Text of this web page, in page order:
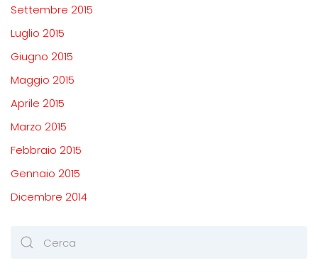
Settembre 2015
Luglio 2015
Giugno 2015
Maggio 2015
Aprile 2015
Marzo 2015
Febbraio 2015
Gennaio 2015
Dicembre 2014